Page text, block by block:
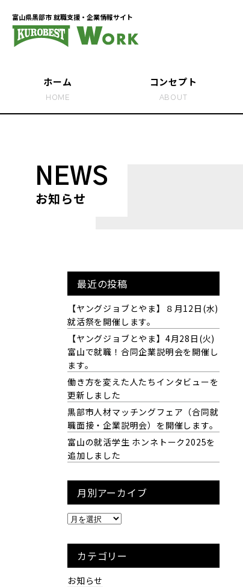
富山県黒部市 就職支援・企業情報サイト
ホーム
HOME
コンセプト
ABOUT
NEWS
お知らせ
最近の投稿
【ヤングジョブとやま】８月12日(水)
就活祭を開催します。
【ヤングジョブとやま】4月28日(火)
富山で就職！合同企業説明会を開催し
ます。
働き方を変えた人たちインタビューを
更新しました
黒部市人材マッチングフェア（合同就
職面接・企業説明会）を開催します。
富山の就活学生 ホンネトーク2025を
追加しました
月別アーカイブ
カテゴリー
お知らせ